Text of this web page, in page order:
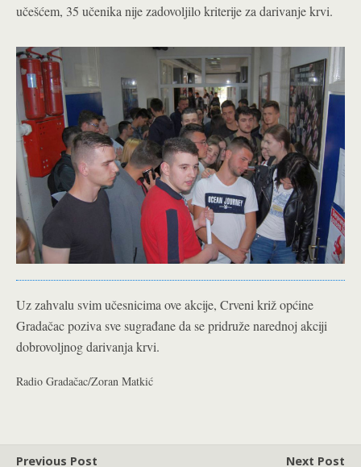
učešćem, 35 učenika nije zadovoljilo kriterije za darivanje krvi.
Uz zahvalu svim učesnicima ove akcije, Crveni križ općine
Gradačac poziva sve sugrađane da se pridruže narednoj akciji
dobrovoljnog darivanja krvi.
Radio Gradačac/Zoran Matkić
Previous Post Next Post